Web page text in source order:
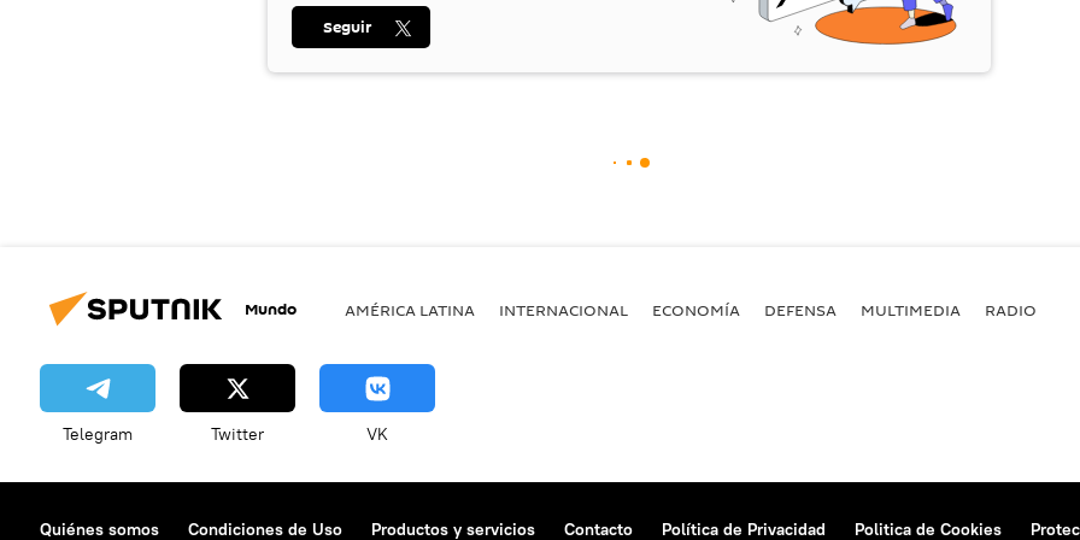
Seguir
Mundo AMÉRICA LATINA INTERNACIONAL ECONOMÍA DEFENSA MULTIMEDIA RADIO
Telegram Twitter VK
Quiénes somos Condiciones de Uso Productos y servicios Contacto Política de Privacidad Politica de Cookies